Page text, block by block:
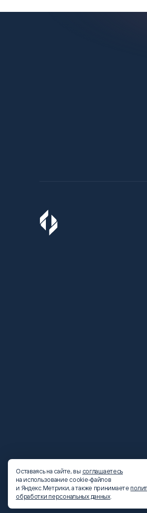
Оставаясь на сайте, вы соглашаетесь
на использование cookie-файлов
и Яндекс.Метрики, а также принимаете
обработки персональных данных.